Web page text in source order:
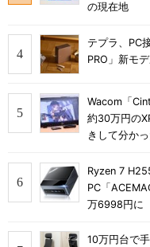
の現在地
テプラ、PC
PRO」新モ
Wacom「
約30万円の
きして分か
Ryzen 7
PC「
万6998円に
10万円台で